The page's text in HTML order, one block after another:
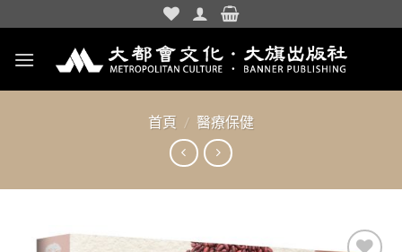
to
content
首頁 / 醫療保健